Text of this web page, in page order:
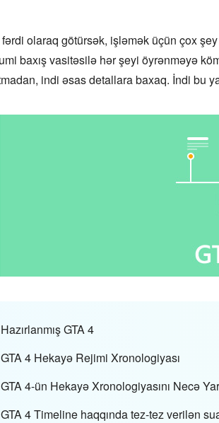
fərdi olaraq götürsək, işləmək üçün çox
baxış vasitəsilə hər şeyi öyrənməyə
indi əsas detallara baxaq. İndi bu
GTA 4
4 Hekayə Rejimi Xronologiyası
4-ün Hekayə Xronologiyasını Necə
4 Timeline haqqında tez-tez verilən